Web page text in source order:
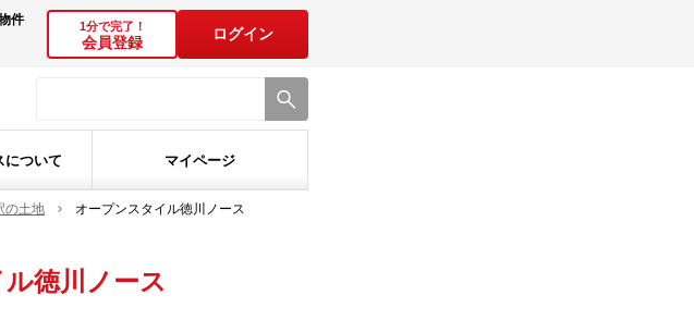
件 1分で完了！
会員登録
ログイン
について マイページ
の土地 オープンスタイル徳川ノース
徳川ノース